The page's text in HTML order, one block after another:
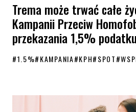
Trema może trwać całe
Kampanii Przeciw
przekazania 1,5% podatku
#1.5%#KAMPANIA#KPH#SPOT#